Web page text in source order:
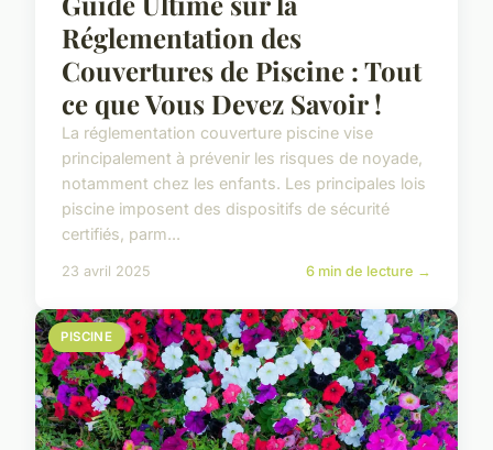
Réglementation des
Couvertures de Piscine : Tout
ce que Vous Devez Savoir !
La réglementation couverture piscine vise
principalement à prévenir les risques de noyade,
notamment chez les enfants. Les principales lois
piscine imposent des dispositifs de sécurité
certifiés, parm...
23 avril 2025 6 min de lecture →
PISCINE